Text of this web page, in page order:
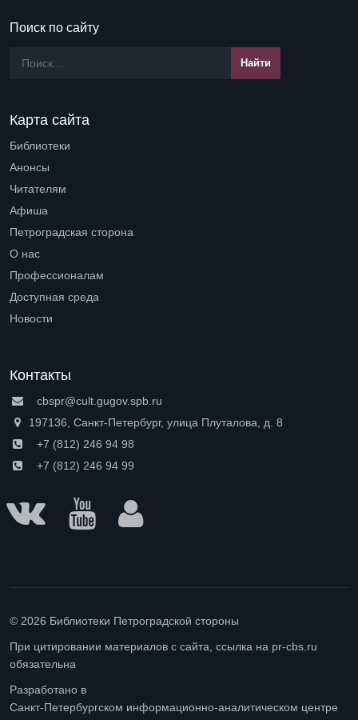
Поиск по сайту
Карта сайта
Библиотеки
Анонсы
Читателям
Афиша
Петроградская сторона
О нас
Профессионалам
Доступная среда
Новости
Контакты
cbspr@cult.gugov.spb.ru
197136, Санкт-Петербург, улица Плуталова, д. 8
+7 (812) 246 94 98
+7 (812) 246 94 99
© 2026 Библиотеки Петроградской стороны
При цитировании материалов с сайта, ссылка на pr-cbs.ru
обязательна
Разработано в
Санкт-Петербургском информационно-аналитическом центре